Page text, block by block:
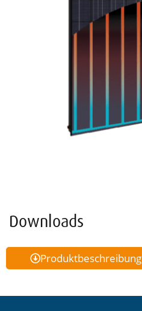
Downloads
Produktbeschreibung